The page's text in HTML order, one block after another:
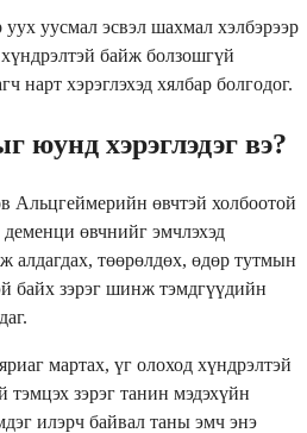
уусмал эсвэл шахмал хэлбэрээр
байж болзошгүй
нарт хэрэглэхэд хялбар болгодог.
юунд хэрэглэдэг вэ?
Альцгеймерийн өвчтэй холбоотой
өвчнийг эмчлэхэд
алдагдах, төөрөлдөх, өдөр тутмын
байх зэрэг шинж тэмдгүүдийн
мартах, үг олоход хүндрэлтэй
тэмцэх зэрэг танин мэдэхүйн
илэрч байвал таны эмч энэ